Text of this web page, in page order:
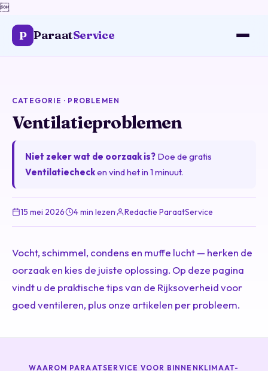

P ParaatService
CATEGORIE · PROBLEMEN
Ventilatieproblemen
Niet zeker wat de oorzaak is? Doe de gratis
Ventilatiechecken vind het in 1 minuut.
15 mei 2026· 4 min lezen· Redactie ParaatService
Vocht, schimmel, condens en muffe lucht — herken de
oorzaak en kies de juiste oplossing. Op deze pagina
vindt u de praktische tips van de Rijksoverheid voor
goed ventileren, plus onze artikelen per probleem.
WAAROM PARAATSERVICE VOOR BINNENKLIMAAT-